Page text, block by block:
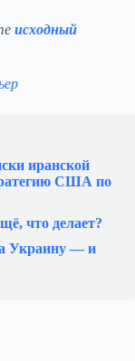
исходный
иранской
США по
что делает?
Украину — и